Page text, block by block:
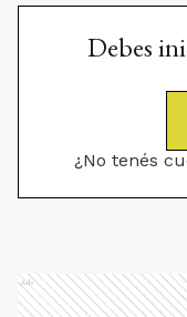
Debes
¿No tenés
Ads